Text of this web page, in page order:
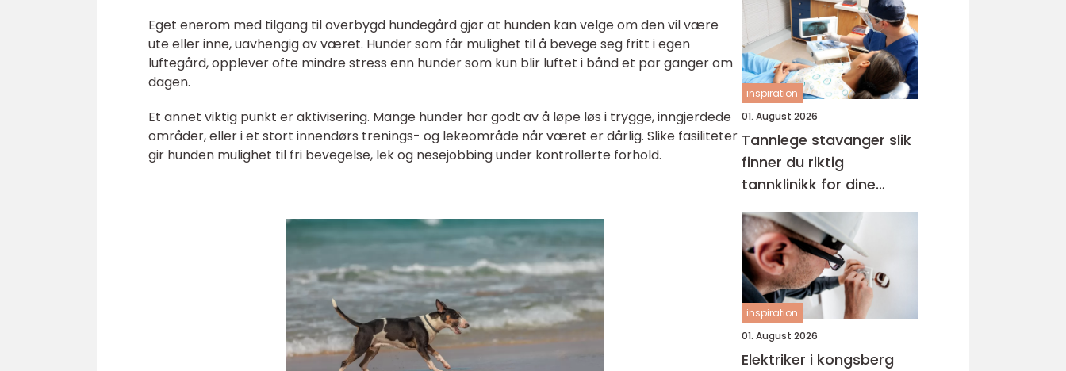
Eget enerom med tilgang til overbygd hundegård gjør at hunden kan velge om den vil være
ute eller inne, uavhengig av været. Hunder som får mulighet til å bevege seg fritt i egen
luftegård, opplever ofte mindre stress enn hunder som kun blir luftet i bånd et par ganger om
dagen.
Et annet viktig punkt er aktivisering. Mange hunder har godt av å løpe løs i trygge, inngjerdede
områder, eller i et stort innendørs trenings- og lekeområde når været er dårlig. Slike fasiliteter
gir hunden mulighet til fri bevegelse, lek og nesejobbing under kontrollerte forhold.
inspiration
01. August 2026
Tannlege stavanger slik
finner du riktig
tannklinikk for dine
behov
inspiration
01. August 2026
Elektriker i kongsberg